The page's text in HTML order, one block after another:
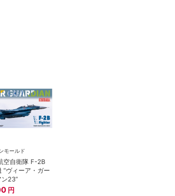
モールド
空自衛隊 F-2B
“ヴィーア・ガー
23”
円